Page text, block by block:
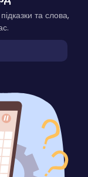
та слова,